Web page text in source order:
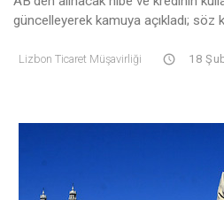
güncelleyerek kamuya açıkladı; söz
Lizbon Ticaret Müşavirliği 18